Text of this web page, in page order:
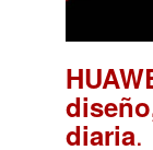
diaria.